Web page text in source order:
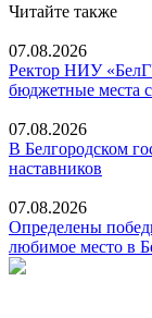
Читайте также
07.08.2026
Ректор НИУ
бюджетные места
07.08.2026
В Белгородском
наставников
07.08.2026
Определены
любимое место в